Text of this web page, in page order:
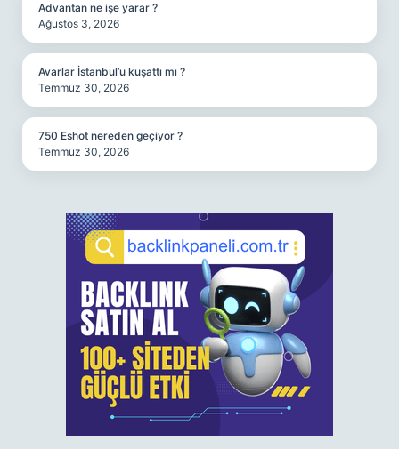
Advantan ne işe yarar ?
Ağustos 3, 2026
Avarlar İstanbul’u kuşattı mı ?
Temmuz 30, 2026
750 Eshot nereden geçiyor ?
Temmuz 30, 2026